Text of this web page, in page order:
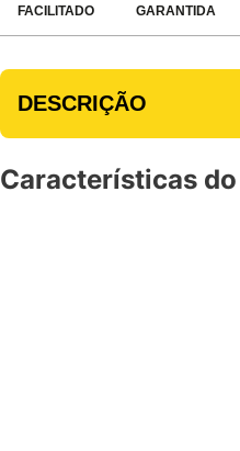
FACILITADO GARANTIDA
DESCRIÇÃO
Características